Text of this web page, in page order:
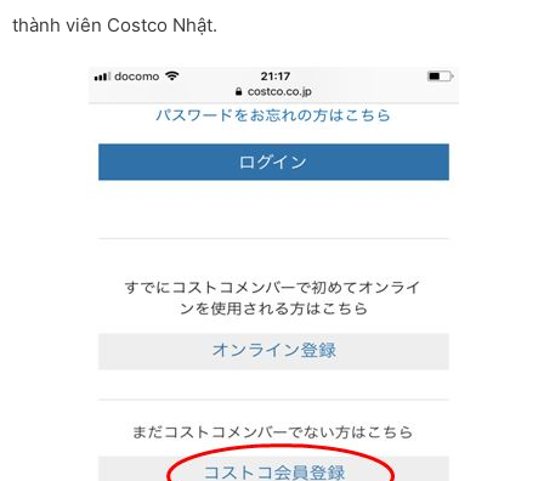
thành viên Costco Nhật.